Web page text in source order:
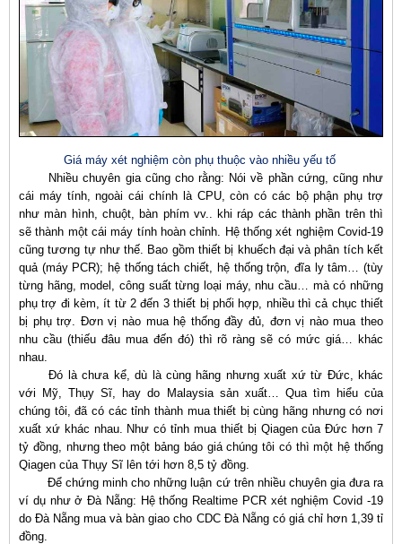
Giá máy xét nghiệm còn phụ thuộc vào nhiều yếu tố
Nhiều chuyên gia cũng cho rằng: Nói về phần cứng, cũng như
cái máy tính, ngoài cái chính là CPU, còn có các bộ phận phụ trợ
như màn hình, chuột, bàn phím vv.. khi ráp các thành phần trên thì
sẽ thành một cái máy tính hoàn chỉnh. Hệ thống xét nghiệm Covid-19
cũng tương tự như thế. Bao gồm thiết bị khuếch đại và phân tích kết
quả (máy PCR); hệ thống tách chiết, hệ thống trộn, đĩa ly tâm… (tùy
từng hãng, model, công suất từng loại máy, nhu cầu… mà có những
phụ trợ đi kèm, ít từ 2 đến 3 thiết bị phối hợp, nhiều thì cả chục thiết
bị phụ trợ. Đơn vị nào mua hệ thống đầy đủ, đơn vị nào mua theo
nhu cầu (thiếu đâu mua đến đó) thì rõ ràng sẽ có mức giá… khác
nhau.
Đó là chưa kể, dù là cùng hãng nhưng xuất xứ từ Đức, khác
với Mỹ, Thụy Sĩ, hay do Malaysia sản xuất… Qua tìm hiểu của
chúng tôi, đã có các tỉnh thành mua thiết bị cùng hãng nhưng có nơi
xuất xứ khác nhau. Như có tỉnh mua thiết bị Qiagen của Đức hơn 7
tỷ đồng, nhưng theo một bảng báo giá chúng tôi có thì một hệ thống
Qiagen của Thụy Sĩ lên tới hơn 8,5 tỷ đồng.
Để chứng minh cho những luận cứ trên nhiều chuyên gia đưa ra
ví dụ như ở Đà Nẵng: Hệ thống Realtime PCR xét nghiệm Covid -19
do Đà Nẵng mua và bàn giao cho CDC Đà Nẵng có giá chỉ hơn 1,39 tỉ
đồng.